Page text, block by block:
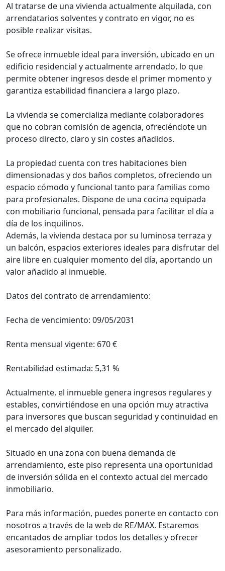
Al tratarse de una vivienda actualmente alquilada, con
arrendatarios solventes y contrato en vigor, no es
posible realizar visitas.
Se ofrece inmueble ideal para inversión, ubicado en un
edificio residencial y actualmente arrendado, lo que
permite obtener ingresos desde el primer momento y
garantiza estabilidad financiera a largo plazo.
La vivienda se comercializa mediante colaboradores
que no cobran comisión de agencia, ofreciéndote un
proceso directo, claro y sin costes añadidos.
La propiedad cuenta con tres habitaciones bien
dimensionadas y dos baños completos, ofreciendo un
espacio cómodo y funcional tanto para familias como
para profesionales. Dispone de una cocina equipada
con mobiliario funcional, pensada para facilitar el día a
día de los inquilinos.
Además, la vivienda destaca por su luminosa terraza y
un balcón, espacios exteriores ideales para disfrutar del
aire libre en cualquier momento del día, aportando un
valor añadido al inmueble.
Datos del contrato de arrendamiento:
Fecha de vencimiento: 09/05/2031
Renta mensual vigente: 670 €
Rentabilidad estimada: 5,31 %
Actualmente, el inmueble genera ingresos regulares y
estables, convirtiéndose en una opción muy atractiva
para inversores que buscan seguridad y continuidad en
el mercado del alquiler.
Situado en una zona con buena demanda de
arrendamiento, este piso representa una oportunidad
de inversión sólida en el contexto actual del mercado
inmobiliario.
Para más información, puedes ponerte en contacto con
nosotros a través de la web de RE/MAX. Estaremos
encantados de ampliar todos los detalles y ofrecer
asesoramiento personalizado.